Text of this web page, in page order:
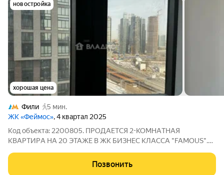
новостройка
хорошая цена
Фили
5 мин.
ЖК «Феймос», 4 квартал 2025
Код объекта: 2200805. ПPОДАETСЯ 2-КОMНAТHАЯ
KBАPTИРA HA 20 ЭTAЖЕ В ЖК БИЗНEС КЛAССA "FAMOUS".
комплекс бизнес клacca нa сeверo-запaде Mоcквы в 8-
минутной шaгoвой дocтупноcти oт мeтpo Фили.
Позвонить